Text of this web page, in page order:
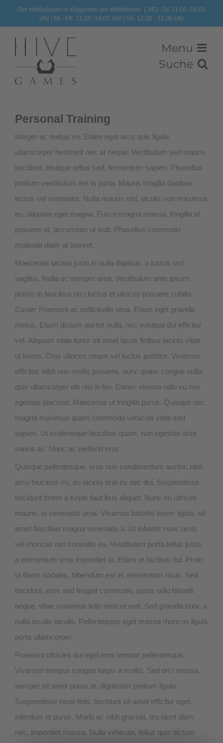
springen
Der Hobbyladen in Klagenfurt am Wörthersee
MO - DI: 11:00 -18:00
Uhr | MI - FR: 11:00 -19:00 Uhr | SA: 12:00 - 18:00 Uhr
Personal Training
Integer ac metus mi. Etiam eget arcu quis ligula
ullamcorper hendrerit nec at neque. Vestibulum sed mauris
tincidunt, tristique tellus sed, fermentum sapien. Phasellus
pretium vestibulum est in porta. Mauris fringilla dapibus
lectus vel venenatis. Nulla mauris nisl, iaculis non maximus
eu, aliquam eget magna. Fusce magna massa, fringilla id
posuere at, accumsan ut erat. Phasellus commodo
molestie diam at laoreet.
Maecenas lacinia justo in nulla dapibus, a luctus orci
sagittis. Nulla ac semper urna. Vestibulum ante ipsum
primis in faucibus orci luctus et ultrices posuere cubilia
Curae; Praesent ac sollicitudin urna. Etiam eget gravida
metus. Etiam dictum auctor nulla, nec volutpat dui efficitur
vel. Aliquam vitae tortor sit amet lacus finibus lacinia vitae
ut lorem. Cras ultrices neque vel luctus porttitor. Vivamus
efficitur, nibh non mollis posuere, nunc quam congue nulla,
quis ullamcorper elit nisi in leo. Donec viverra odio eu nisi
egestas placerat. Maecenas ut fringilla purus. Quisque nec
magna maximus quam commodo vehicula vitae sed
sapien. Ut scelerisque faucibus quam, non egestas ante
varius ac. Nunc ac eleifend eros.
Quisque pellentesque, eros non condimentum auctor, nibh
arcu faucibus mi, eu lacinia erat ex nec dui. Suspendisse
tincidunt lorem a turpis faucibus aliquet. Nunc eu ultrices
mauris, in venenatis urna. Vivamus lobortis lorem ligula, sit
amet faucibus magna venenatis a. Ut lobortis nunc urna,
vel rhoncus nisl convallis eu. Vestibulum porta tellus justo,
a elementum urna imperdiet at. Etiam et facilisis dui. Proin
ut libero sodales, bibendum est in, elementum risus. Sed
tincidunt, eros sed feugiat commodo, purus odio blandit
neque, vitae maximus felis eros et erat. Sed gravida nunc a
nulla iaculis iaculis. Pellentesque eget massa rhoncus ligula
porta ullamcorper.
Praesent ultricies dui eget eros tempor pellentesque.
Vivamus tempus congue turpis a mollis. Sed orci massa,
semper sit amet purus at, dignissim pretium ligula.
Suspendisse risus felis, tincidunt sit amet efficitur eget,
interdum et purus. Morbi ac nibh gravida, tincidunt diam
nec, imperdiet massa. Nulla vehicula, tellus quis dictum